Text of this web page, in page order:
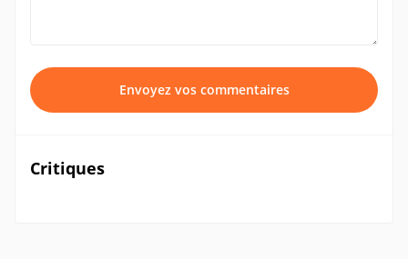
Envoyez vos commentaires
Critiques